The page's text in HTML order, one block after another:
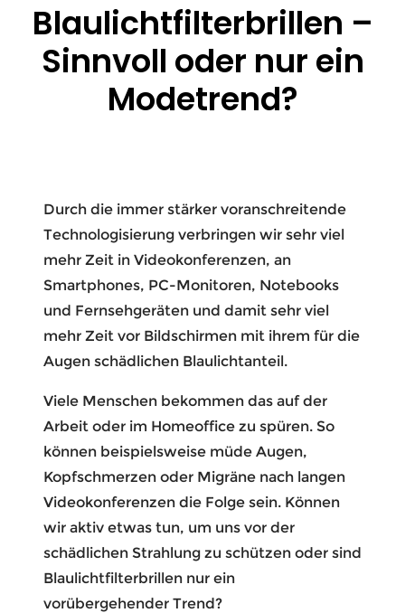
Blau­licht­filter­brillen –
Sinnvoll oder nur ein
Modetrend?
Durch die immer stärker voranschreitende
Technologisierung verbringen wir sehr viel
mehr Zeit in Videokonferenzen, an
Smartphones, PC-Monitoren, Notebooks
und Fernsehgeräten und damit sehr viel
mehr Zeit vor Bildschirmen mit ihrem für die
Augen schädlichen Blaulichtanteil.
Viele Menschen bekommen das auf der
Arbeit oder im Homeoffice zu spüren. So
können beispielsweise müde Augen,
Kopfschmerzen oder Migräne nach langen
Videokonferenzen die Folge sein. Können
wir aktiv etwas tun, um uns vor der
schädlichen Strahlung zu schützen oder sind
Blaulichtfilterbrillen nur ein
vorübergehender Trend?